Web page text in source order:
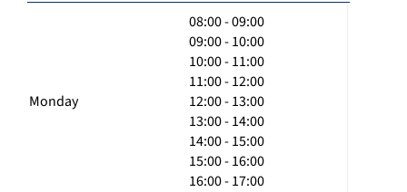
Monday
08:00 - 09:00
09:00 - 10:00
10:00 - 11:00
11:00 - 12:00
12:00 - 13:00
13:00 - 14:00
14:00 - 15:00
15:00 - 16:00
16:00 - 17:00